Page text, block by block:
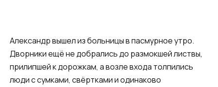
Александр вышел из больницы в пасмурное утро.
Дворники ещё не добрались до размокшей листвы,
прилипшей к дорожкам, а возле входа толпились
люди с сумками, свёртками и одинаково